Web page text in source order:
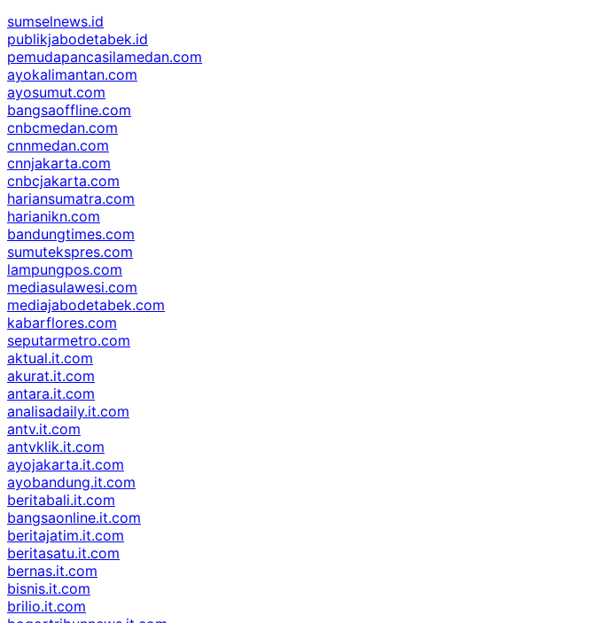
sumselnews.id
publikjabodetabek.id
pemudapancasilamedan.com
ayokalimantan.com
ayosumut.com
bangsaoffline.com
cnbcmedan.com
cnnmedan.com
cnnjakarta.com
cnbcjakarta.com
hariansumatra.com
harianikn.com
bandungtimes.com
sumutekspres.com
lampungpos.com
mediasulawesi.com
mediajabodetabek.com
kabarflores.com
seputarmetro.com
aktual.it.com
akurat.it.com
antara.it.com
analisadaily.it.com
antv.it.com
antvklik.it.com
ayojakarta.it.com
ayobandung.it.com
beritabali.it.com
bangsaonline.it.com
beritajatim.it.com
beritasatu.it.com
bernas.it.com
bisnis.it.com
brilio.it.com